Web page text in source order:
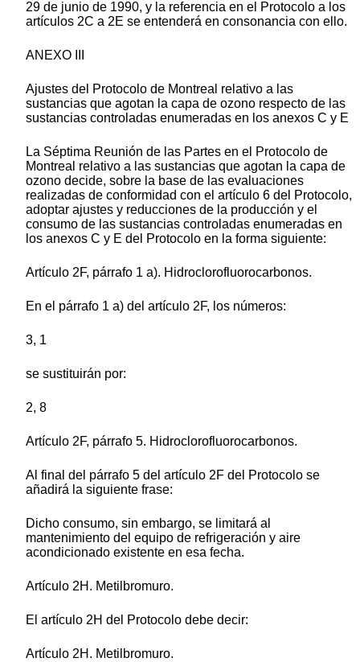
29 de junio de 1990, y la referencia en el Protocolo a los
artículos 2C a 2E se entenderá en consonancia con ello.
ANEXO III
Ajustes del Protocolo de Montreal relativo a las
sustancias que agotan la capa de ozono respecto de las
sustancias controladas enumeradas en los anexos C y E
La Séptima Reunión de las Partes en el Protocolo de
Montreal relativo a las sustancias que agotan la capa de
ozono decide, sobre la base de las evaluaciones
realizadas de conformidad con el artículo 6 del Protocolo,
adoptar ajustes y reducciones de la producción y el
consumo de las sustancias controladas enumeradas en
los anexos C y E del Protocolo en la forma siguiente:
Artículo 2F, párrafo 1 a). Hidroclorofluorocarbonos.
En el párrafo 1 a) del artículo 2F, los números:
3, 1
se sustituirán por:
2, 8
Artículo 2F, párrafo 5. Hidroclorofluorocarbonos.
Al final del párrafo 5 del artículo 2F del Protocolo se
añadirá la siguiente frase:
Dicho consumo, sin embargo, se limitará al
mantenimiento del equipo de refrigeración y aire
acondicionado existente en esa fecha.
Artículo 2H. Metilbromuro.
El artículo 2H del Protocolo debe decir:
Artículo 2H. Metilbromuro.